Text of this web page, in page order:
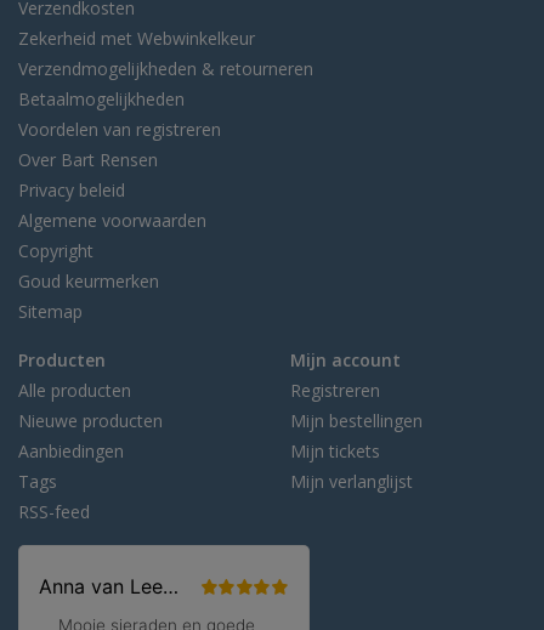
Verzendkosten
Zekerheid met Webwinkelkeur
Verzendmogelijkheden & retourneren
Betaalmogelijkheden
Voordelen van registreren
Over Bart Rensen
Privacy beleid
Algemene voorwaarden
Copyright
Goud keurmerken
Sitemap
Producten
Alle producten
Nieuwe producten
Aanbiedingen
Tags
RSS-feed
Mijn account
Registreren
Mijn bestellingen
Mijn tickets
Mijn verlanglijst